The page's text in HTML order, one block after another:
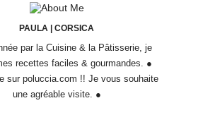
PAULA | CORSICA
par la Cuisine & la Pâtisserie, je
recettes faciles & gourmandes. ●
sur poluccia.com !! Je vous souhaite
une agréable visite. ●